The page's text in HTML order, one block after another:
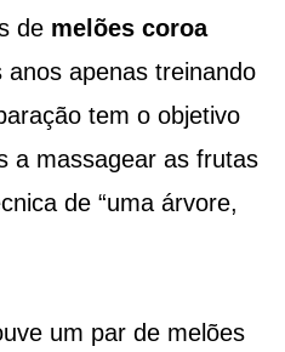
de melões coroa
apenas treinando
tem o objetivo
a massagear as frutas
de “uma árvore,
um par de melões